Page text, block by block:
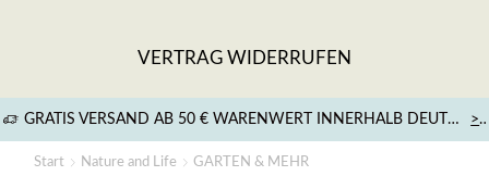
VERTRAG WIDERRUFEN
GRATIS VERSAND AB 50 € WARENWERT INNERHALB DEUTSCHLANDS
Start Nature and Life GARTEN & MEHR